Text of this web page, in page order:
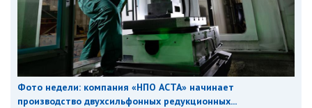
Фото недели: компания «НПО АСТА» начинает
производство двухсильфонных редукционных...